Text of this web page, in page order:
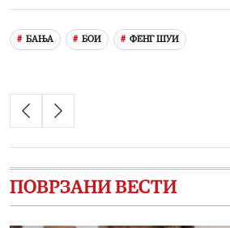
БАЊА БОИ ФЕНГ ШУИ
ПОВРЗАНИ ВЕСТИ